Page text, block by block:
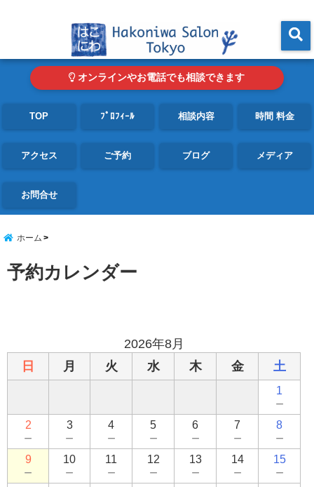
オンラインやお電話でも相談できます
TOP ﾌﾟﾛﾌｨｰﾙ 相談内容 時間 料金
アクセス ご予約 ブログ メディア
お問合せ
ホーム
予約カレンダー
2026年8月
日
月 火 水 木 金 土
1
－
2
－
3
－
4
－
5
－
6
－
7
－
8
－
9
－
10
－
11
－
12
－
13
－
14
－
15
－